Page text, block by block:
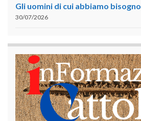
Gli uomini di cui abbiamo bisogno
30/07/2026